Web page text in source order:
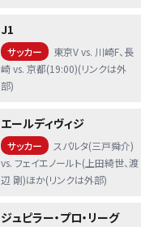
J1
サッカー
東京V vs. 川崎F、長
崎 vs. 京都(19:00)(リンクは外
部)
エールディヴィジ
サッカー
スパルタ(三戸舜介)
vs. フェイエノールト(上田綺世、渡
辺 剛)ほか(リンクは外部)
ジュピラー・プロ・リーグ